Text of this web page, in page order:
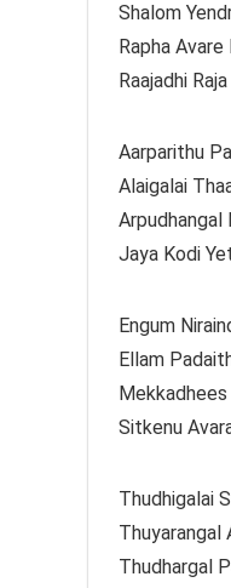
Shalom
Rapha
Raajadhi
Aarparithu
Alaigalai
Arpudhangal
Jaya Kodi
Engum
Ellam
Mekkadhees
Sitkenu
Thudhigalai
Thuyarangal
Thudhargal